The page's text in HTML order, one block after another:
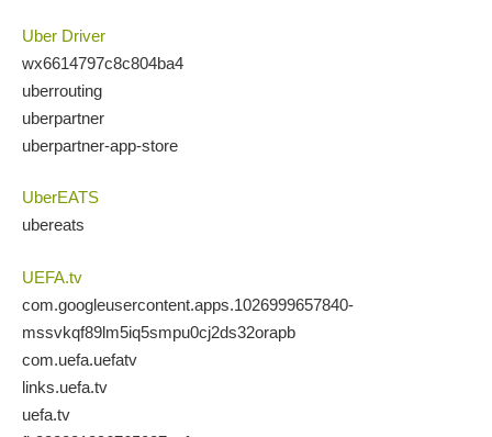
Uber Driver
wx6614797c8c804ba4
uberrouting
uberpartner
uberpartner-app-store
UberEATS
ubereats
UEFA.tv
com.googleusercontent.apps.1026999657840-
mssvkqf89lm5iq5smpu0cj2ds32orapb
com.uefa.uefatv
links.uefa.tv
uefa.tv